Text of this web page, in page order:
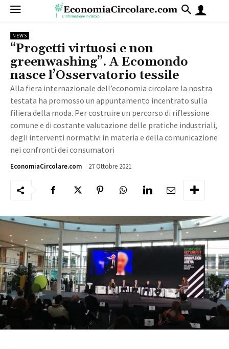
NEWS
“Progetti virtuosi e non
greenwashing”. A Ecomondo
nasce l’Osservatorio tessile
Alla fiera internazionale dell’economia circolare la nostra
testata ha promosso un appuntamento incentrato sulla
filiera della moda. Per costruire un percorso di riflessione
comune e di costante valutazione delle pratiche industriali,
degli interventi normativi in materia e della comunicazione
nei confronti dei consumatori
EconomiaCircolare.com 27 Ottobre 2021